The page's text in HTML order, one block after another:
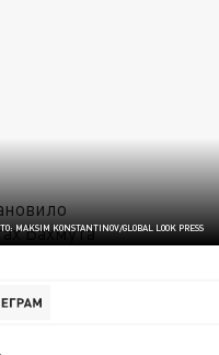
MAKSIM KONSTANTINOV/GLOBAL LOOK PRESS